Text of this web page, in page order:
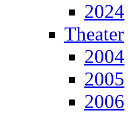
2024
Theater
2004
2005
2006